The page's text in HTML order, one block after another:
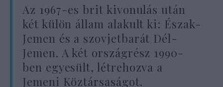
Az 1967-es brit kivonulás után
két külön állam alakult ki: Észak-
Jemen és a szovjetbarát Dél-
Jemen. A két országrész 1990-
ben egyesült, létrehozva a
Jemeni Köztársaságot.